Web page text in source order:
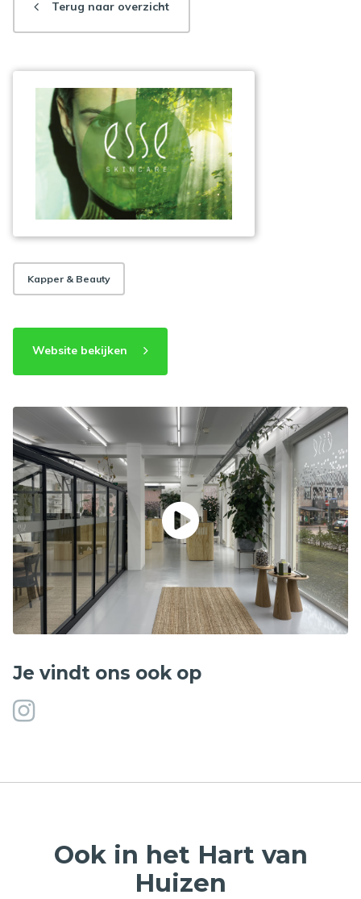
Terug naar overzicht
Kapper & Beauty
Website bekijken
Je vindt ons ook op
Ook in het Hart van
Huizen